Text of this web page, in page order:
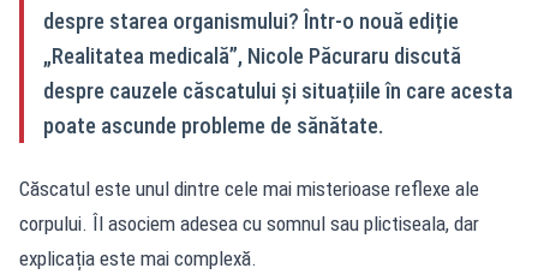
despre starea organismului? Într-o nouă ediție
„Realitatea medicală”, Nicole Păcuraru discută
despre cauzele căscatului și situațiile în care acesta
poate ascunde probleme de sănătate.
Căscatul este unul dintre cele mai misterioase reflexe ale
corpului. Îl asociem adesea cu somnul sau plictiseala, dar
explicația este mai complexă.